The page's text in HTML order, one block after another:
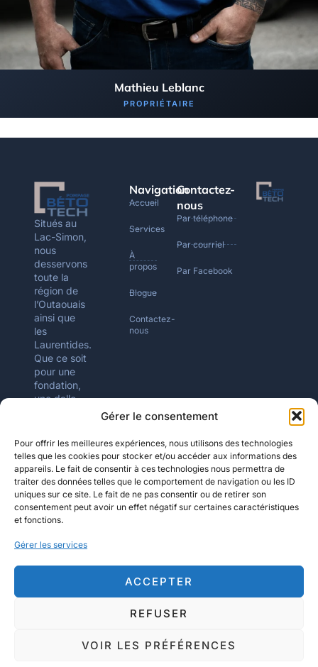
Gérer le consentement
Pour offrir les meilleures expériences, nous utilisons des technologies
telles que les cookies pour stocker et/ou accéder aux informations des
appareils. Le fait de consentir à ces technologies nous permettra de
traiter des données telles que le comportement de navigation ou les ID
uniques sur ce site. Le fait de ne pas consentir ou de retirer son
consentement peut avoir un effet négatif sur certaines caractéristiques
et fonctions.
Gérer les services
ACCEPTER
REFUSER
VOIR LES PRÉFÉRENCES
Mathieu Leblanc
PROPRIÉTAIRE
Situés au
Lac-Simon,
nous
desservons
toute la
région de
l’Outaouais
ainsi que
les
Laurentides.
Que ce soit
pour une
fondation,
une dalle,
autre projet
nécessitant
du béton,
notre
service de
pompage
est rapide,
sécuritaire.
Navigation
Accueil
Services
À
propos
Blogue
Contactez-
nous
Contactez-
nous
Par téléphone
Par courriel
Par Facebook
unBEAUsite.com
Propulsez votre hébergement Wordpress avec